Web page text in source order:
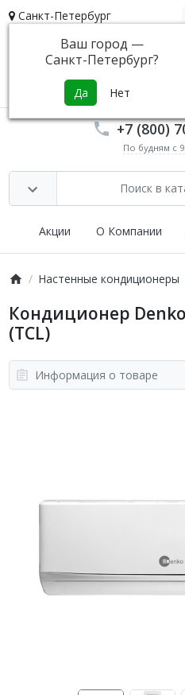
Санкт-Петербург
Ваш город —
Санкт-Петербург?
+7 (800)
По будням с
Акции О Компании
Настенные кондиционеры
Кондиционер
(TCL)
Информация о товаре